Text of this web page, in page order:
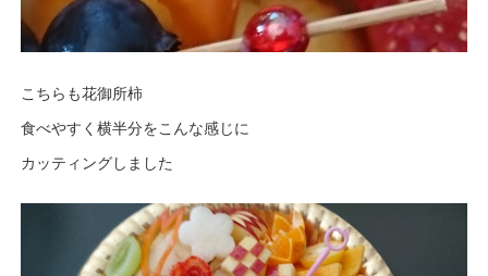
こちらも花御所柿
食べやすく横半分をこんな感じに
カッティングしました